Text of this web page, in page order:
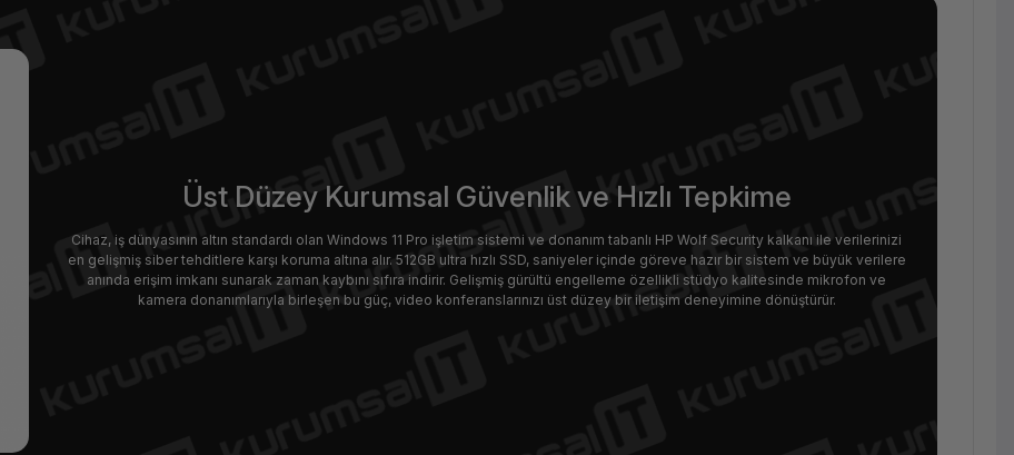
Üst Düzey Kurumsal Güvenlik ve Hızlı Tepkime
Cihaz, iş dünyasının altın standardı olan Windows 11 Pro işletim sistemi ve donanım tabanlı HP Wolf Security kalkanı ile verilerinizi
en gelişmiş siber tehditlere karşı koruma altına alır. 512GB ultra hızlı SSD, saniyeler içinde göreve hazır bir sistem ve büyük verilere
anında erişim imkanı sunarak zaman kaybını sıfıra indirir. Gelişmiş gürültü engelleme özellikli stüdyo kalitesinde mikrofon ve
kamera donanımlarıyla birleşen bu güç, video konferanslarınızı üst düzey bir iletişim deneyimine dönüştürür.